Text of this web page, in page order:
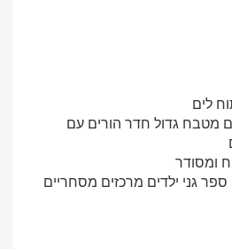
לים
מטבח גדול חדר הורים עם
ומסודר
גני ילדים מרכזים מסחריים